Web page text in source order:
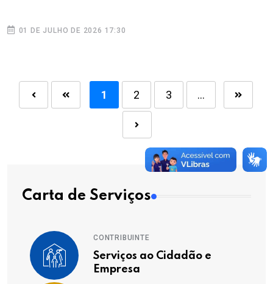
01 DE JULHO DE 2026 17:30
1 2 3 ...
Carta de Serviços
CONTRIBUINTE
Serviços ao Cidadão e
Empresa